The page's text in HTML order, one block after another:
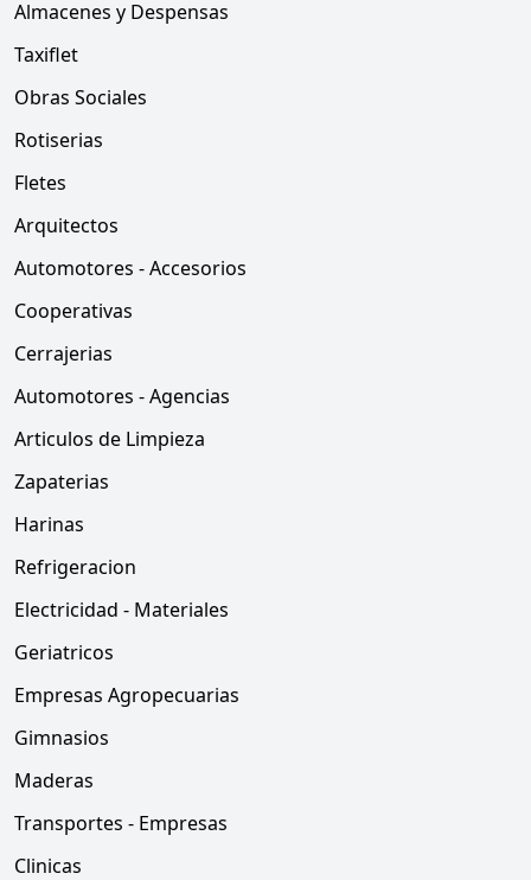
Almacenes y Despensas
Taxiflet
Obras Sociales
Rotiserias
Fletes
Arquitectos
Automotores - Accesorios
Cooperativas
Cerrajerias
Automotores - Agencias
Articulos de Limpieza
Zapaterias
Harinas
Refrigeracion
Electricidad - Materiales
Geriatricos
Empresas Agropecuarias
Gimnasios
Maderas
Transportes - Empresas
Clinicas